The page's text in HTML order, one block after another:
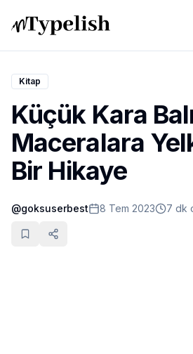
Dünya
Film ve Dizi
Kültür ve Sanat
Sağlık
Siyaset ve Tarih
Kitap
Küçük Kara
Maceralara
Bir Hikaye
@goksuserbest 8 Tem 2023 7 dk